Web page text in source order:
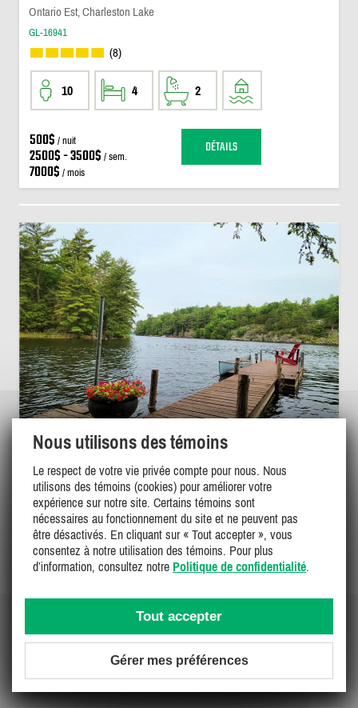
Ontario Est, Charleston Lake
GL-16941
(8)
10 4 2
500$ / nuit
2500$ - 3500$ / sem.
7000$ / mois
DÉTAILS
BLUE BIRD'S NEST - 3 BEDROOM LAKESIDE
COTTAGE - 6 TO 8 GUESTS
Ontario Est, Charleston Lake
GL-37189
(3)
DÉTAILS
Nous utilisons des témoins
Le respect de votre vie privée compte pour nous. Nous
utilisons des témoins (cookies) pour améliorer votre
expérience sur notre site. Certains témoins sont
nécessaires au fonctionnement du site et ne peuvent pas
être désactivés. En cliquant sur « Tout accepter », vous
consentez à notre utilisation des témoins. Pour plus
d’information, consultez notre Politique de confidentialité.
Tout accepter
Gérer mes préférences